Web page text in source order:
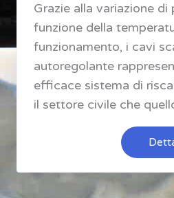
Grazie alla variazione di
funzione della
funzionamento, i cavi
autoregolante
efficace sistema di
il settore civile che